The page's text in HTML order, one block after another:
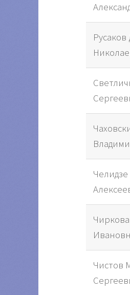
Челидзе
Чистов